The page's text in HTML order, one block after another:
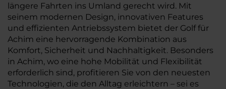
längere Fahrten ins Umland gerecht wird. Mit
seinem modernen Design, innovativen Features
und effizienten Antriebssystem bietet der Golf für
Achim eine hervorragende Kombination aus
Komfort, Sicherheit und Nachhaltigkeit. Besonders
in Achim, wo eine hohe Mobilität und Flexibilität
erforderlich sind, profitieren Sie von den neuesten
Technologien, die den Alltag erleichtern – sei es